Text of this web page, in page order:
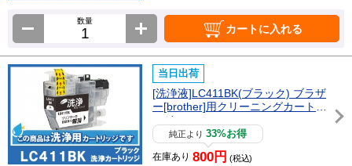
数量
カートに入れる
当日出荷
[洗浄液]LC411BK(ブラック) ブラザ
ー[brother]用クリーニングカートリ
ッジ
純正より33%お得
在庫あり 800円 (税込)